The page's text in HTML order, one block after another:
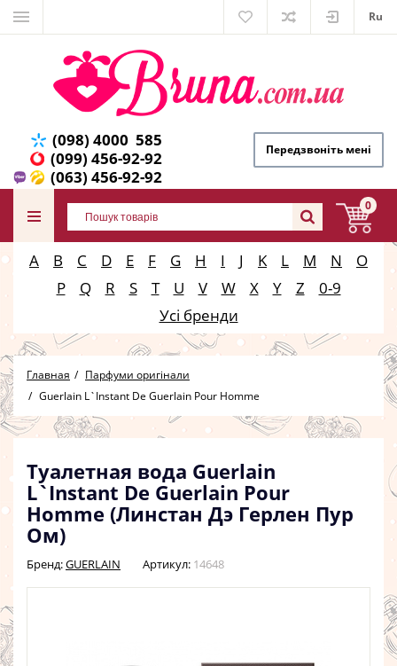
Ru
(098) 4000 585
(099) 456-92-92
(063) 456-92-92
Передзвоніть мені
0
A B C D E F G H I J K L M N
O
P
Q R S T U V W X Y Z
0-9
Усі бренди
Главная
Парфуми оригінали
Guerlain L`Instant De Guerlain Pour Homme
Туалетная вода Guerlain
L`Instant De Guerlain Pour
Homme (Линстан Дэ Герлен Пур
Ом)
Бренд:GUERLAIN Артикул: 14648